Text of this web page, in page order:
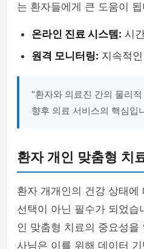
는 환자들에게 큰 도움이
온라인 진료 시스템: 시
원격 모니터링: 지속적
“환자와 의료진 간의 물리
향후 의료 서비스의 핵심입
환자 개인 맞춤형 치
환자 개개인의 건강 상태에
선택이 아닌 필수가 되었습
인 맞춤형 치료의 중요성
사님은 이를 위해 데이터